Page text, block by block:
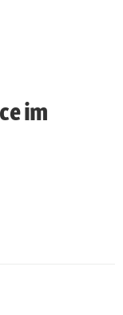
im